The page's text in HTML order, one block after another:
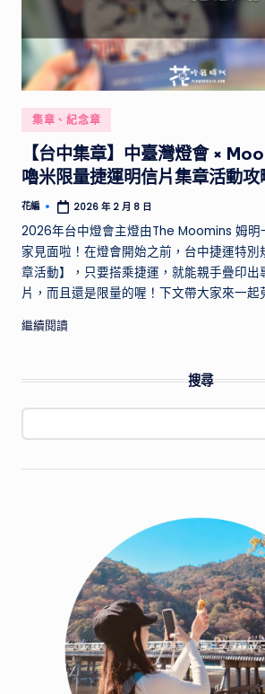
心
得，
供
實
用
行
規
劃
和
景
點
推
你
不
Posted
in
集章、紀念章
【台中集章】中臺灣燈會 ×
嚕米限量捷運明信片集章活動攻
Posted
花編 2026 年 2 月 8 日
2026年台中燈會主燈由The Moomins 姆
家見面啦！在燈會開始之前，台中捷運特別
章活動】，只要搭乘捷運，就能親手疊印出
片，而且還是限量的喔！下文帶大家來一起
繼續閱讀
搜尋